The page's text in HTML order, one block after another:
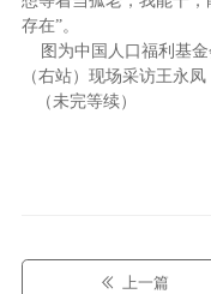
存在”。
图为中国人口福利基金
（右站）现场采访王永
（未完等续）
上一篇